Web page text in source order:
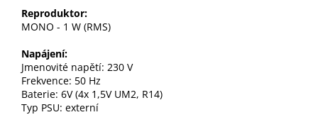
Reproduktor:
MONO - 1 W (RMS)
Napájení:
Jmenovité napětí: 230 V
Frekvence: 50 Hz
Baterie: 6V (4x 1,5V UM2, R14)
Typ PSU: externí